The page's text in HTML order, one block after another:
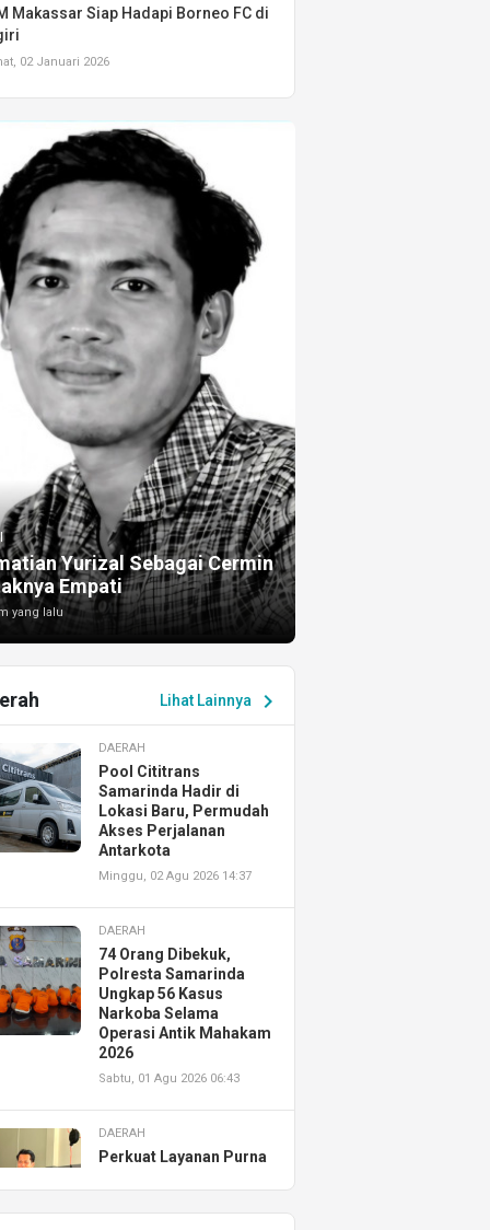
Makassar Siap Hadapi Borneo FC di
02 Januari 2026
Yurizal Sebagai Cermin
Empati
yang lalu
Lihat Lainnya chevron_right
DAERAH
Pool Cititrans
Samarinda Hadir di
Lokasi Baru, Permudah
Akses Perjalanan
Antarkota
Minggu, 02 Agu 2026 14:37
DAERAH
74 Orang Dibekuk,
Polresta Samarinda
Ungkap 56 Kasus
Narkoba Selama
Operasi Antik Mahakam
2026
Sabtu, 01 Agu 2026 06:43
DAERAH
Perkuat Layanan Purna
Resmikan AHASS